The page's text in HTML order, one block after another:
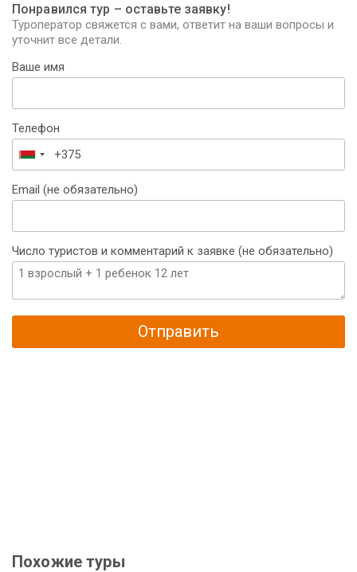
Понравился тур – оставьте заявку!
Туроператор свяжется с вами, ответит на ваши вопросы и
уточнит все детали.
Ваше имя
Телефон
Беларусь
+375
Email (не обязательно)
Число туристов и комментарий к заявке (не обязательно)
Отправить
Похожие туры